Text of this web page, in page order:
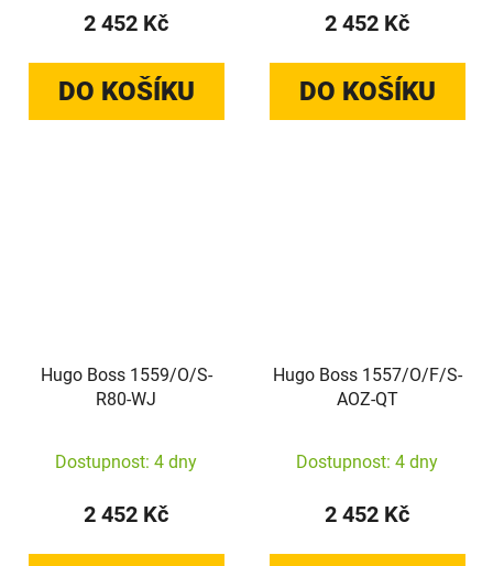
2 452 Kč
DO KOŠÍKU
2 452 Kč
DO KOŠÍKU
Hugo Boss 1559/O/S-
R80-WJ
Dostupnost: 4 dny
2 452 Kč
Hugo Boss 1557/O/F/S-
AOZ-QT
Dostupnost: 4 dny
2 452 Kč